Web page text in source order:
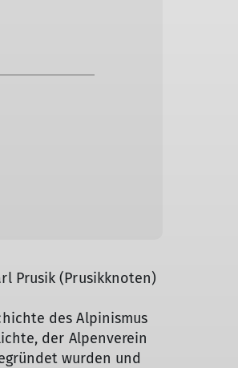
Prusik (Prusikknoten)
des Alpinismus
der Alpenverein
wurden und